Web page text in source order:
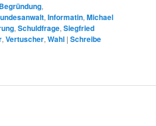
Begründung,
, Informatin, Michael
, Schuldfrage, Siegfried
, Vertuscher, Wahl | Schreibe